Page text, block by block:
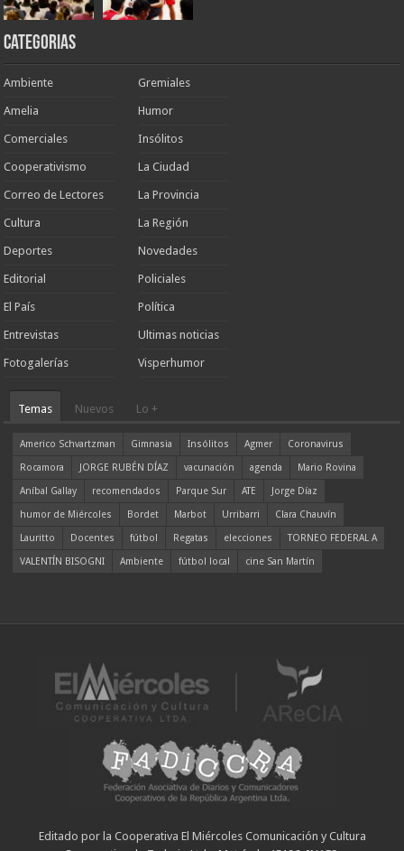
Categorias
Ambiente
Amelia
Comerciales
Cooperativismo
Correo de Lectores
Cultura
Deportes
Editorial
El País
Entrevistas
Fotogalerías
Gremiales
Humor
Insólitos
La Ciudad
La Provincia
La Región
Novedades
Policiales
Política
Ultimas noticias
Visperhumor
Temas Nuevos Lo +
Americo Schvartzman Gimnasia Insólitos Agmer
Coronavirus
Rocamora
JORGE RUBÉN DÍAZ vacunación agenda
Mario Rovina
Aníbal Gallay
recomendados Parque Sur ATE
Jorge Díaz
humor de Miércoles
Bordet Marbot Urribarri
Clara Chauvín
Lauritto
Docentes fútbol Regatas elecciones
TORNEO FEDERAL A
VALENTÍN BISOGNI
Ambiente fútbol local cine San Martín
Editado por la Cooperativa El Miércoles Comunicación y Cultura